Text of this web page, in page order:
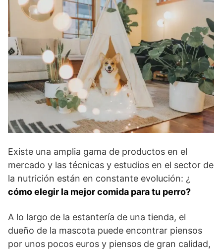
Existe una amplia gama de productos en el
mercado y las técnicas y estudios en el sector de
la nutrición están en constante evolución: ¿
cómo elegir la mejor comida para tu perro?
A lo largo de la estantería de una tienda, el
dueño de la mascota puede encontrar piensos
por unos pocos euros y piensos de gran calidad,